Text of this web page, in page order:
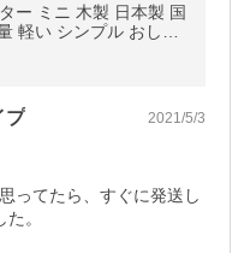
ー ミニ 木製 日本製 国
軽い シンプル おしゃ
子供 大人 図工 持ち
プ 2021/5/3
ってたら、すぐに発送し
。